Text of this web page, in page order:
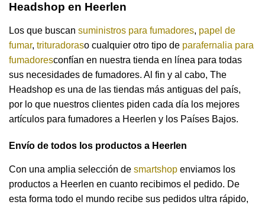
Headshop en Heerlen
Los que buscan suministros para fumadores, papel de
fumar, trituradoraso cualquier otro tipo de parafernalia para
fumadoresconfían en nuestra tienda en línea para todas
sus necesidades de fumadores. Al fin y al cabo, The
Headshop es una de las tiendas más antiguas del país,
por lo que nuestros clientes piden cada día los mejores
artículos para fumadores a Heerlen y los Países Bajos.
Envío de todos los productos a Heerlen
Con una amplia selección de smartshop enviamos los
productos a Heerlen en cuanto recibimos el pedido. De
esta forma todo el mundo recibe sus pedidos ultra rápido,